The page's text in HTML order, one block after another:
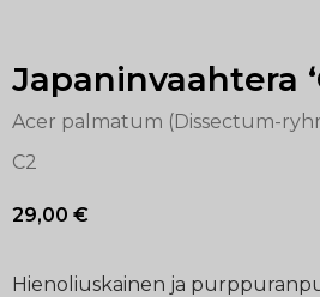
Japaninvaahtera
Acer palmatum (Dissectum-
C2
29,00 €
Hienoliuskainen ja